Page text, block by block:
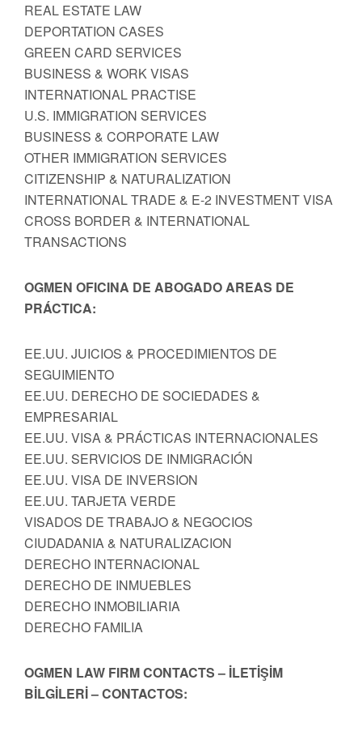
REAL ESTATE LAW
DEPORTATION CASES
GREEN CARD SERVICES
BUSINESS & WORK VISAS
INTERNATIONAL PRACTISE
U.S. IMMIGRATION SERVICES
BUSINESS & CORPORATE LAW
OTHER IMMIGRATION SERVICES
CITIZENSHIP & NATURALIZATION
INTERNATIONAL TRADE & E-2 INVESTMENT VISA
CROSS BORDER & INTERNATIONAL
TRANSACTIONS
OGMEN OFICINA DE ABOGADO AREAS DE
PRÁCTICA:
EE.UU. JUICIOS & PROCEDIMIENTOS DE
SEGUIMIENTO
EE.UU. DERECHO DE SOCIEDADES &
EMPRESARIAL
EE.UU. VISA & PRÁCTICAS INTERNACIONALES
EE.UU. SERVICIOS DE INMIGRACIÓN
EE.UU. VISA DE INVERSION
EE.UU. TARJETA VERDE
VISADOS DE TRABAJO & NEGOCIOS
CIUDADANIA & NATURALIZACION
DERECHO INTERNACIONAL
DERECHO DE INMUEBLES
DERECHO INMOBILIARIA
DERECHO FAMILIA
OGMEN LAW FIRM CONTACTS – İLETİŞİM
BİLGİLERİ – CONTACTOS: